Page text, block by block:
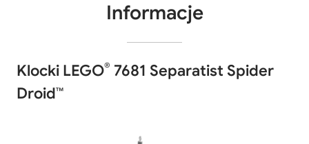
Informacje
Klocki LEGO® 7681 Separatist Spider
Droid™